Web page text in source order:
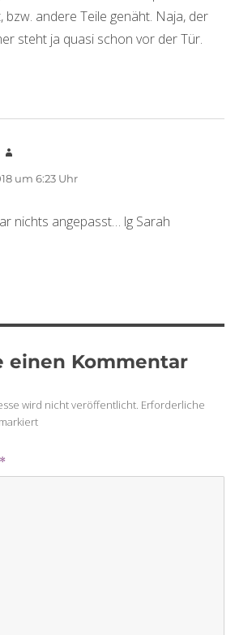
bzw. andere Teile genäht. Naja, der
steht ja quasi schon vor der Tür.
um 6:23 Uhr
nichts angepasst… lg Sarah
einen Kommentar
wird nicht veröffentlicht. Erforderliche
markiert
*